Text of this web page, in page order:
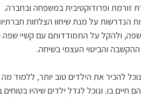
זורמת ופרודוקטיבית במשפחה ובחברה.
הנדרשות על מנת שיחוו הצלחות
ולהקל על התמודדותם עם קשיי שפה
והביטוי העצמי בשיחה.
להכיר את הילדים טוב יותר, ללמוד
חיים בו. ונוכל לגדל ילדים שיהיו